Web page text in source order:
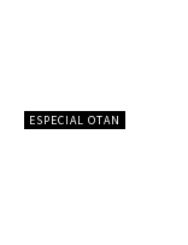
ESPECIAL OTAN